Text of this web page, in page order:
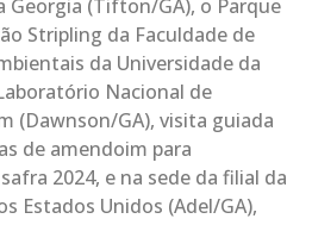
Georgia (Tifton/GA), o Parque
Stripling da Faculdade de
da Universidade da
Nacional de
(Dawnson/GA), visita guiada
de amendoim para
2024, e na sede da filial da
Estados Unidos (Adel/GA),